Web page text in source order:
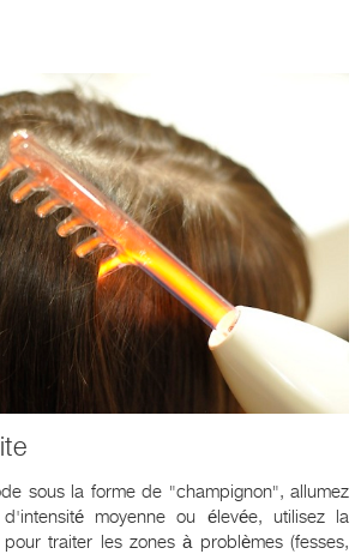
sous la forme de "champignon", allumez
moyenne ou élevée, utilisez la
traiter les zones à problèmes (fesses,